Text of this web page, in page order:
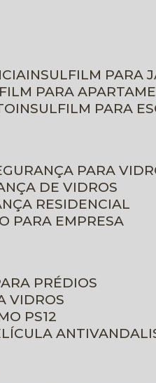
INSULFILM PARA
PARA
INSULFILM PARA
PARA
DE VIDROS
RESIDENCIAL
PARA EMPRESA
PRÉDIOS
VIDROS
PS12